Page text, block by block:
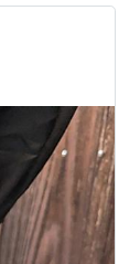
カー点滅
で。 こな
タルクラ